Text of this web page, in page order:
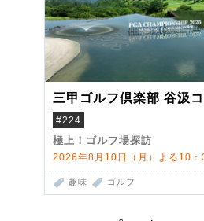
三甲ゴルフ倶楽部 谷汲
#224
極上！ゴルフ場探訪
2026年8月10日（月）よる10
趣味 ゴルフ